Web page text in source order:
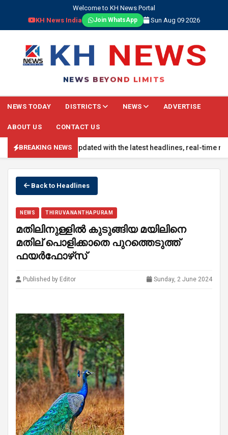
Welcome to KH News Portal
KH News India
Join WhatsApp Sun Aug 09 2026
NEWS BEYOND LIMITS
NEWS TODAY DISTRICTS NEWS ADVERTISE
ABOUT US CONTACT US
BREAKING NEWS
NEWS: Stay updated with the latest headlines, real-time
Back to Headlines
NEWS THIRUVANANTHAPURAM
മതിലിനുള്ളിൽ കുടുങ്ങിയ മയിലിനെ
മതില് പൊളിക്കാതെ പുറത്തെടുത്ത്
ഫയർഫോഴ്‌സ്
Published by Editor Sunday, 2 June 2024